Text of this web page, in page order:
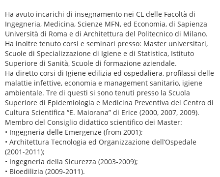
Ha avuto incarichi di insegnamento nei CL delle Facoltà di
Ingegneria, Medicina, Scienze MFN, ed Economia, di Sapienza
Università di Roma e di Architettura del Politecnico di Milano.
Ha inoltre tenuto corsi e seminari presso: Master universitari,
Scuole di Specializzazione di Igiene e di Statistica, Istituto
Superiore di Sanità, Scuole di formazione aziendale.
Ha diretto corsi di Igiene edilizia ed ospedaliera, profilassi delle
malattie infettive, economia e management sanitario, igiene
ambientale. Tre di questi si sono tenuti presso la Scuola
Superiore di Epidemiologia e Medicina Preventiva del Centro di
Cultura Scientifica “E. Maiorana” di Erice (2000, 2007, 2009).
Membro del Consiglio didattico scientifico dei Master:
• Ingegneria delle Emergenze (from 2001);
• Architettura Tecnologia ed Organizzazione dell’Ospedale
(2001-2011);
• Ingegneria della Sicurezza (2003-2009);
• Bioedilizia (2009-2011).